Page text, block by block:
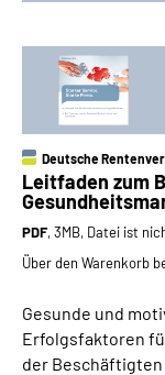
Deutsche
Leitfaden zum
PDF, 3MB, Datei ist
Über den Warenkorb
Gesunde und
Erfolgsfaktoren
der